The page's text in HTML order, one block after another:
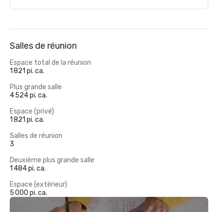
Salles de réunion
Espace total de la réunion
1 821 pi. ca.
Plus grande salle
4 524 pi. ca.
Espace (privé)
1 821 pi. ca.
Salles de réunion
3
Deuxième plus grande salle
1 484 pi. ca.
Espace (extérieur)
5 000 pi. ca.